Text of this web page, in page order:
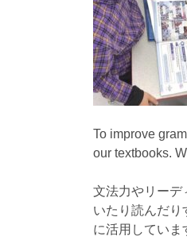
To improve
our textbooks.
文法力やリーデ
いたり読んだり
に活用していま